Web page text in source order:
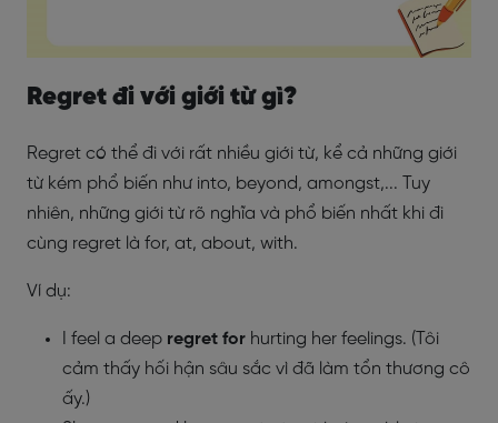
Regret đi với giới từ gì?
Regret có thể đi với rất nhiều giới từ, kể cả những giới
từ kém phổ biến như into, beyond, amongst,... Tuy
nhiên, những giới từ rõ nghĩa và phổ biến nhất khi đi
cùng regret là for, at, about, with.
Ví dụ:
I feel a deep regret for hurting her feelings. (Tôi
cảm thấy hối hận sâu sắc vì đã làm tổn thương cô
ấy.)